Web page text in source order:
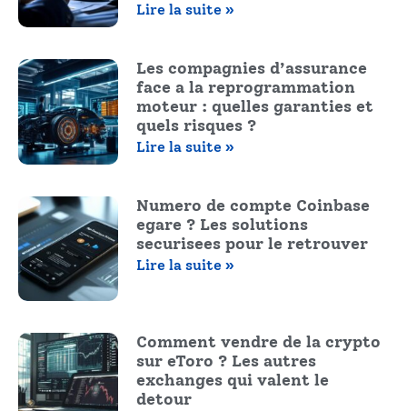
Lire la suite »
Les compagnies d’assurance
face a la reprogrammation
moteur : quelles garanties et
quels risques ?
Lire la suite »
Numero de compte Coinbase
egare ? Les solutions
securisees pour le retrouver
Lire la suite »
Comment vendre de la crypto
sur eToro ? Les autres
exchanges qui valent le
detour